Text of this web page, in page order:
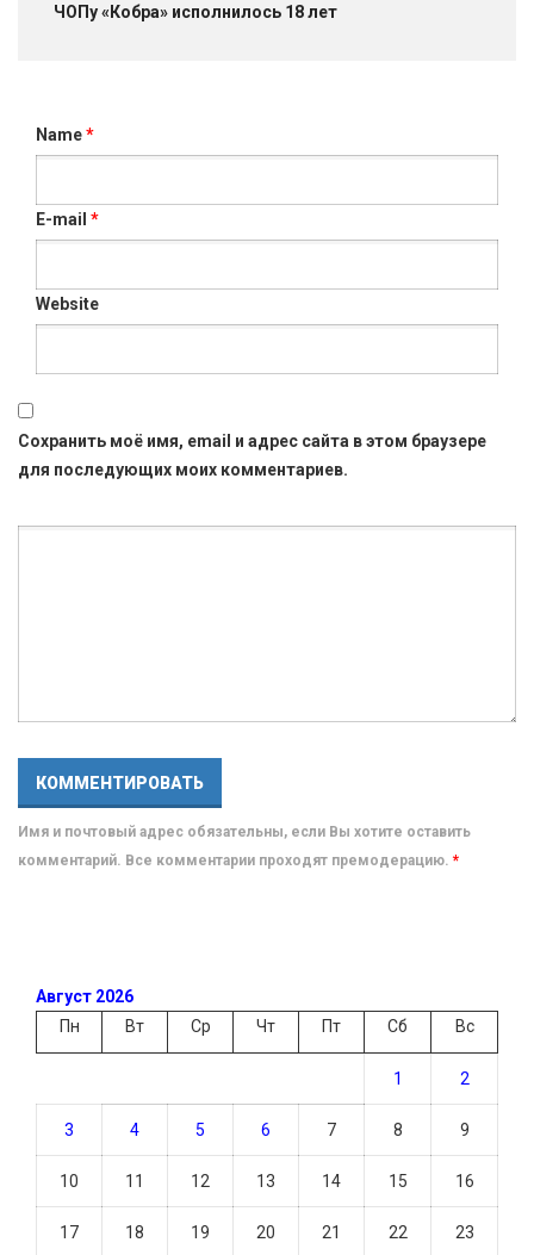
ЧОПу «Кобра» исполнилось 18 лет
Name*
E-mail *
Website
Сохранить моё имя, email и адрес сайта в этом браузере
для последующих моих комментариев.
Имя и почтовый адрес обязательны, если Вы хотите оставить
комментарий. Все комментарии проходят премодерацию. *
Август 2026
Пн
Вт Ср Чт Пт Сб Вс
1 2
3 4 5 6 7 8 9
10 11 12 13 14 15 16
17 18 19 20 21 22 23